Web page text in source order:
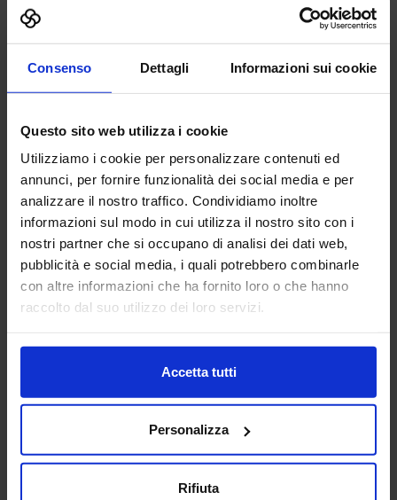
Consenso Dettagli Informazioni sui cookie
Questo sito web utilizza i cookie
Utilizziamo i cookie per personalizzare contenuti ed
annunci, per fornire funzionalità dei social media e per
analizzare il nostro traffico. Condividiamo inoltre
informazioni sul modo in cui utilizza il nostro sito con i
nostri partner che si occupano di analisi dei dati web,
pubblicità e social media, i quali potrebbero combinarle
con altre informazioni che ha fornito loro o che hanno
raccolto dal suo utilizzo dei loro servizi.
Accetta tutti
Personalizza
Rifiuta
Water Closet 17